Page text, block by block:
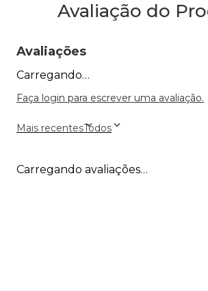
Avaliação do
Avaliações
Carregando…
Faça login para escrever uma avaliação.
Mais recentesTodos
Carregando avaliações…